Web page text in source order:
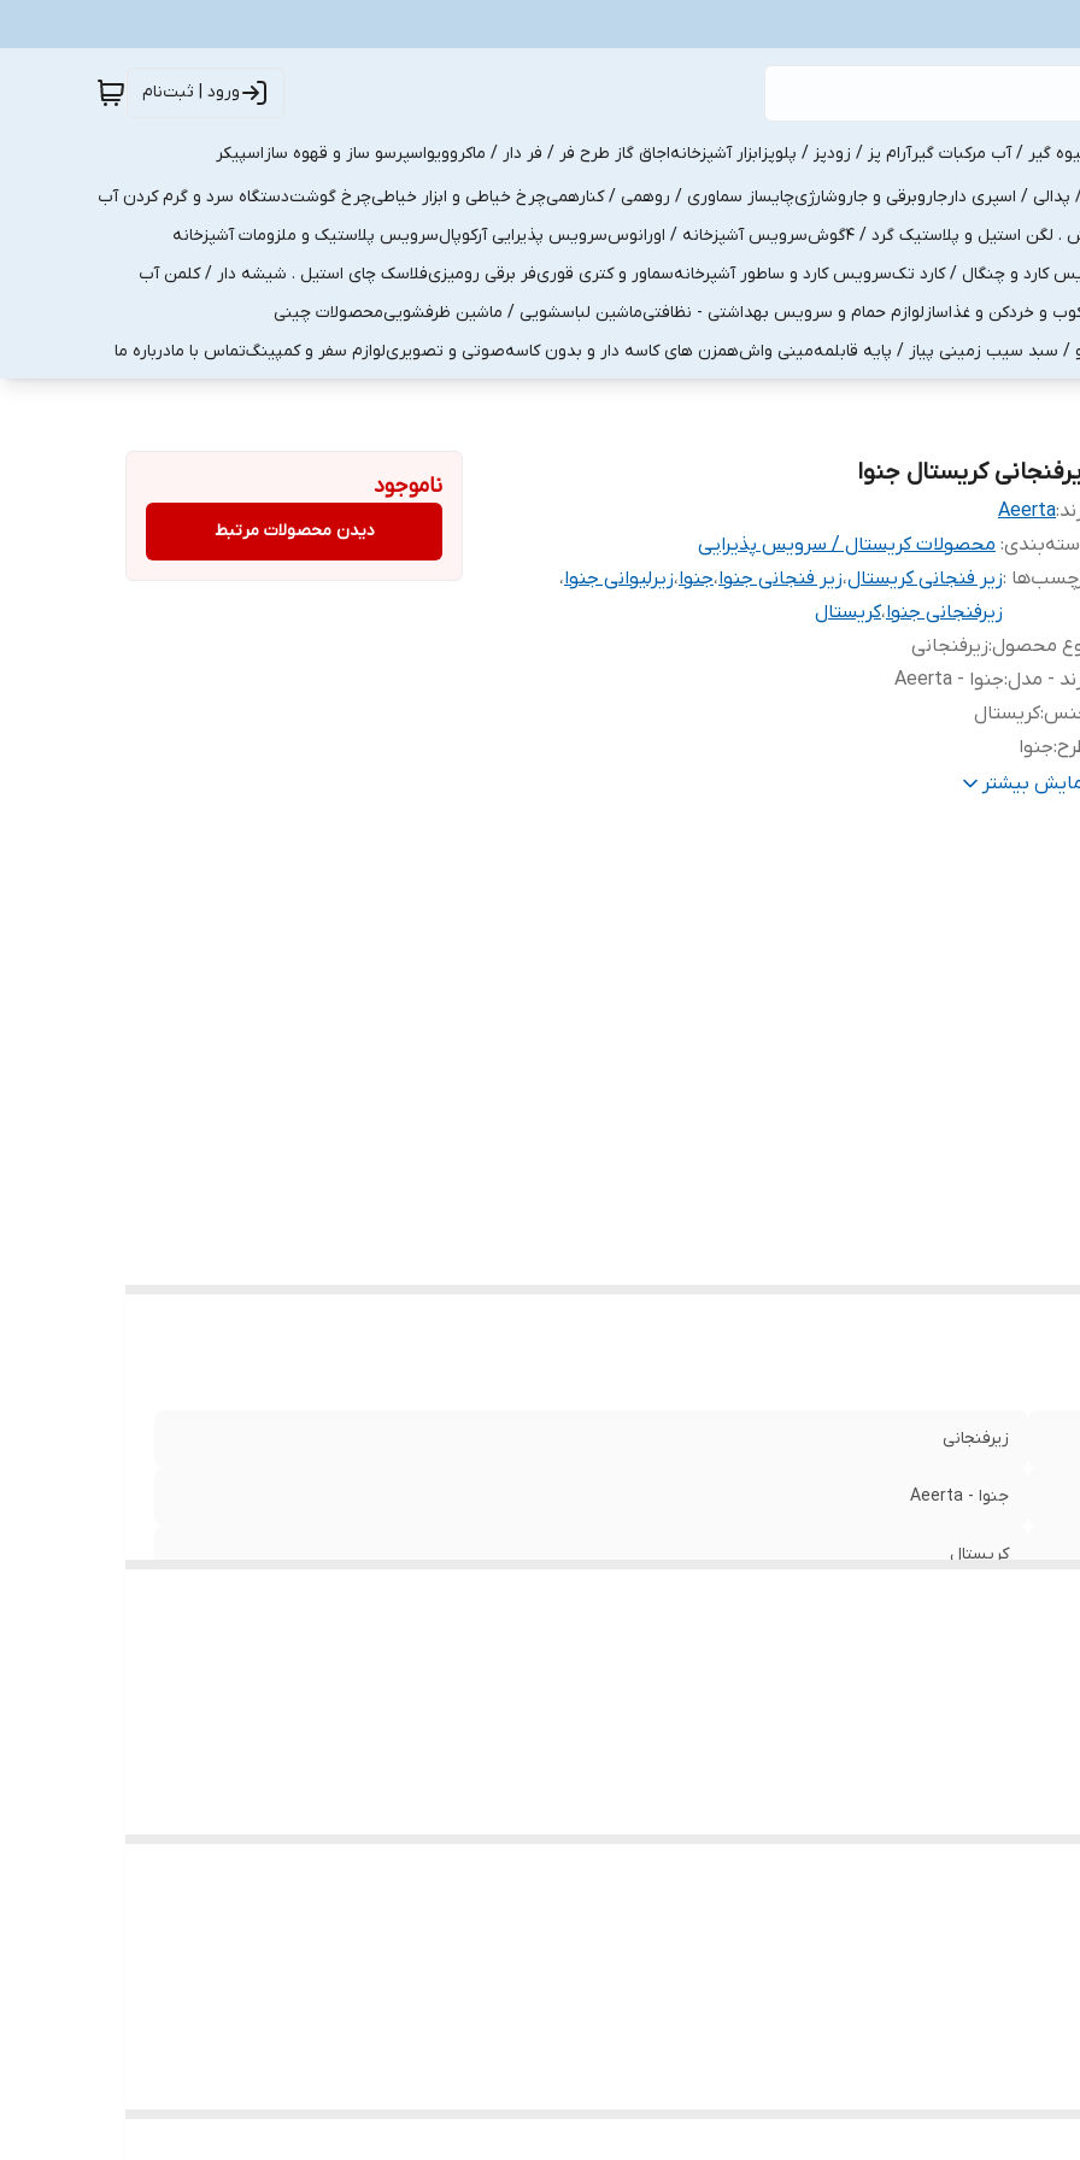
ورود | ثبت‌نام
گیر / آب مرکبات گیرآرام پز / زودپز / پلوپزابزار آشپزخانهاجاق گاز طرح فر / فر دار / ماکروویواسپرسو ساز و قهوه سازاسپیکر
/ اسپری دارجاروبرقی و جاروشارژیچایساز سماوری / روهمی / کنارهمیچرخ خیاطی و ابزار خیاطیچرخ گوشتدستگاه سرد و گرم کردن آب
استیل و پلاستیک گرد / 4گوش سرویس آشپزخانه / اورانوسسرویس پذیرایی آرکوپالسرویس پلاستیک و ملزومات آشپزخانه
کارد و چنگال / کارد تکسرویس کارد و ساطور آشپرخانهسماور و کتری قوریفر برقی رومیزیفلاسک چای استیل . شیشه دار / کلمن آب
و خردکن و غذاسازلوازم حمام و سرویس بهداشتی - نظافتیماشین لباسشویی / ماشین ظرفشوییمحصولات چینی
/ سبد سیب زمینی پیاز / پایه قابلمهمینی واشهمزن های کاسه دار و بدون کاسهصوتی و تصویریلوازم سفر و کمپینگتماس با مادرباره ما
کریستال جنوا
Aeerta
: محصولات کریستال / سرویس پذیرایی
:زیر فنجانی کریستال،زیر فنجانی جنوا،جنوا،زیرلیوانی جنوا،
زیرفنجانی جنوا،کریستال
محصول:زیرفنجانی
- مدل:جنوا - Aeerta
:کریستال
:جنوا
کریستال:۲۴% بیشتر
ناموجود
دیدن محصولات مرتبط
زیرفنجانی
جنوا - Aeerta
کریستال